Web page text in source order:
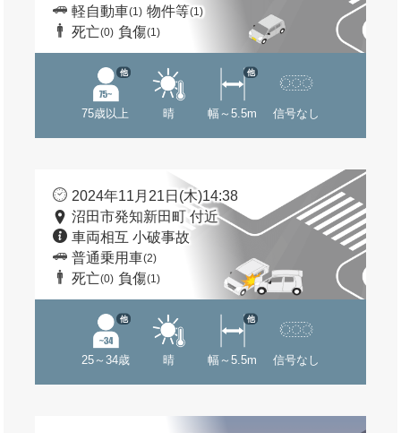
軽自動車(1) 物件等(1)
死亡(0) 負傷(1)
75歳以上
他
晴 幅～5.5m
他
信号なし
2024年11月21日(木)14:38
沼田市発知新田町 付近
車両相互 小破事故
普通乗用車(2)
死亡(0) 負傷(1)
25～34歳
他
晴 幅～5.5m
他
信号なし